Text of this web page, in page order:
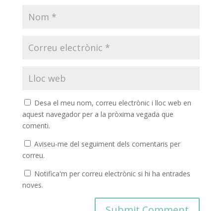
Desa el meu nom, correu electrònic i lloc web en
aquest navegador per a la pròxima vegada que
comenti.
Aviseu-me del seguiment dels comentaris per
correu.
Notifica'm per correu electrònic si hi ha entrades
noves.